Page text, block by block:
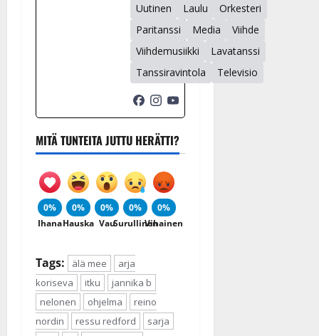
Uutinen
Laulu
Orkesteri
Paritanssi
Media
Viihde
Viihdemusiikki
Lavatanssi
Tanssiravintola
Televisio
MITÄ TUNTEITA JUTTU HERÄTTI?
0%
Ihana
0%
Hauska
0%
Vau
0%
Surullinen
0%
Vihainen
Tags: älä mee
arja
koriseva
itku
jannika b
nelonen
ohjelma
reino
nordin
ressu redford
sarja